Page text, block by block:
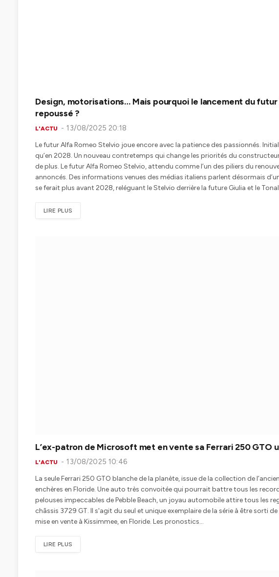
Design, motorisations… Mais pourquoi le lancement du
repoussé ?
L'ACTU 13/08/2025 20:18
Le futur Alfa Romeo Stelvio joue encore avec la patience des passionnés.
qu’en 2028. Un nouveau contretemps qui change les priorités du
de plus. Le futur Alfa Romeo Stelvio, attendu comme l’un des piliers du
annoncés. Des informations venues des médias italiens parlent désormais
se ferait plus avant 2028, reléguant le Stelvio derrière la future Giulia et le
LIRE PLUS
L’ex-patron de Microsoft met en vente sa Ferrari 250 GTO
L'ACTU 13/08/2025 10:46
La seule Ferrari 250 GTO blanche de la planète, issue de la collection de
enchères en Floride. Une auto très convoitée qui pourrait battre tous les
pelouses impeccables de Pebble Beach, un joyau automobile attire tous les
châssis 3729 GT. Il s'agit du seul et unique exemplaire de la série à être sorti
mise en vente à Kissimmee, en Floride. Les pronostics…
LIRE PLUS